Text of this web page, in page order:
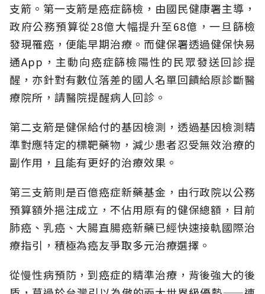
支箭。第一支箭是癌症篩檢，由國民健康署主導，
政府公務預算從28億大幅提升至68億，一旦篩檢
發現罹癌，便能早期治療。而健保署透過健保快易
通App，主動向癌症篩檢陽性的民眾發送回診提
醒，亦針對有數位落差的國人名單回饋給原診斷醫
療院所，請醫院提醒病人回診。
第二支箭是健保給付的基因檢測，透過基因檢測精
準對應特定的標靶藥物，減少患者忍受無效治療的
副作用，且能有更好的治療效果。
第三支箭則是百億癌症新藥基金，由行政院以公務
預算額外挹注成立，不佔用原有的健保總額，目前
肺癌、乳癌、大腸直腸癌新藥已經快速接軌國際治
療指引，積極為癌友爭取多元治療選擇。
從慢性病預防，到癌症的精準治療，背後強大的後